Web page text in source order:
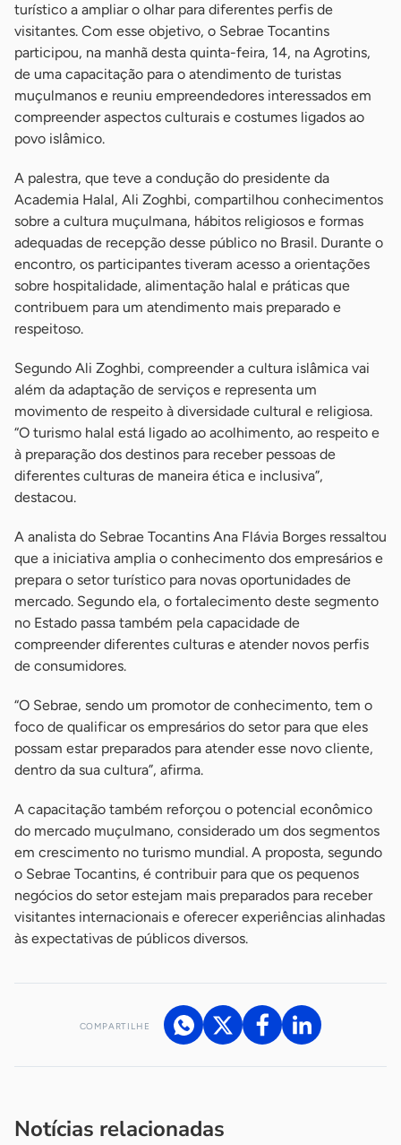
turístico a ampliar o olhar para diferentes perfis de
visitantes. Com esse objetivo, o Sebrae Tocantins
participou, na manhã desta quinta-feira, 14, na Agrotins,
de uma capacitação para o atendimento de turistas
muçulmanos e reuniu empreendedores interessados em
compreender aspectos culturais e costumes ligados ao
povo islâmico.
A palestra, que teve a condução do presidente da
Academia Halal, Ali Zoghbi, compartilhou conhecimentos
sobre a cultura muçulmana, hábitos religiosos e formas
adequadas de recepção desse público no Brasil. Durante o
encontro, os participantes tiveram acesso a orientações
sobre hospitalidade, alimentação halal e práticas que
contribuem para um atendimento mais preparado e
respeitoso.
Segundo Ali Zoghbi, compreender a cultura islâmica vai
além da adaptação de serviços e representa um
movimento de respeito à diversidade cultural e religiosa.
“O turismo halal está ligado ao acolhimento, ao respeito e
à preparação dos destinos para receber pessoas de
diferentes culturas de maneira ética e inclusiva”,
destacou.
A analista do Sebrae Tocantins Ana Flávia Borges ressaltou
que a iniciativa amplia o conhecimento dos empresários e
prepara o setor turístico para novas oportunidades de
mercado. Segundo ela, o fortalecimento deste segmento
no Estado passa também pela capacidade de
compreender diferentes culturas e atender novos perfis
de consumidores.
“O Sebrae, sendo um promotor de conhecimento, tem o
foco de qualificar os empresários do setor para que eles
possam estar preparados para atender esse novo cliente,
dentro da sua cultura”, afirma.
A capacitação também reforçou o potencial econômico
do mercado muçulmano, considerado um dos segmentos
em crescimento no turismo mundial. A proposta, segundo
o Sebrae Tocantins, é contribuir para que os pequenos
negócios do setor estejam mais preparados para receber
visitantes internacionais e oferecer experiências alinhadas
às expectativas de públicos diversos.
COMPARTILHE
Notícias relacionadas